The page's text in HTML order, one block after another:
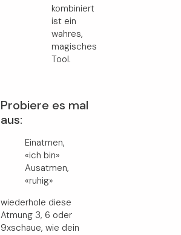
kombiniert
ist ein
wahres,
magisches
Tool.
Probiere es mal
aus:
Einatmen,
«ich bin»
Ausatmen,
«ruhig»
wiederhole diese
Atmung 3, 6 oder
9xschaue, wie dein